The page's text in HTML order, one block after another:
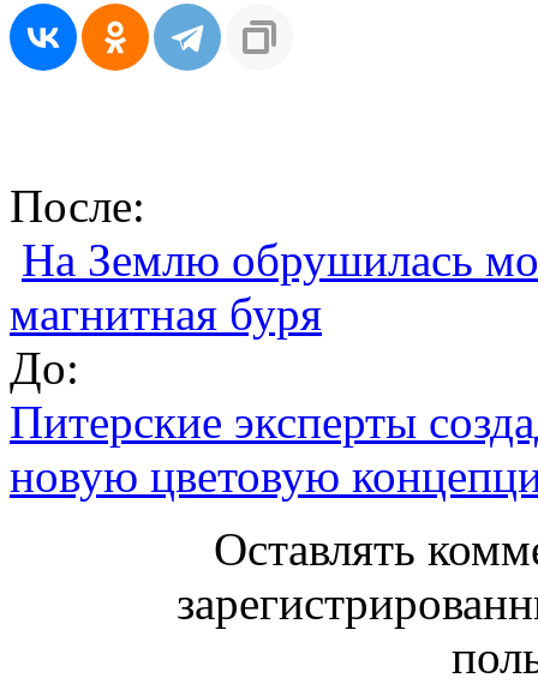
После:
На Землю обрушилась
магнитная буря
До:
Питерские эксперты
новую цветовую
Оставлять